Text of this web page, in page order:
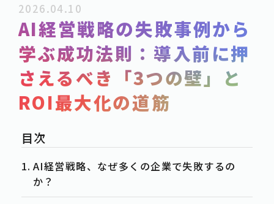
ABOUT-企業情報
SERVICE-サービス
POST
CASE-事例紹介
WHITE-PAPER
COLUMN
2026.04.10
AI経営戦略の失敗事例から
学ぶ成功法則：導入前に押
さえるべき「3つの壁」と
ROI最大化の道筋
AI経営戦略、なぜ多くの企業で失敗するの
か？